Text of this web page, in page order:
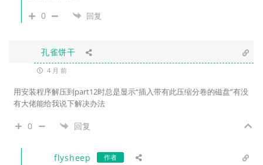
0 回复
孔雀饼干
4 月 前
用安装程序解压到part12时总是显示“插入带有此压缩分卷的磁盘”有没
有大佬能给我说下解决办法
0 回复
flysheep 作者